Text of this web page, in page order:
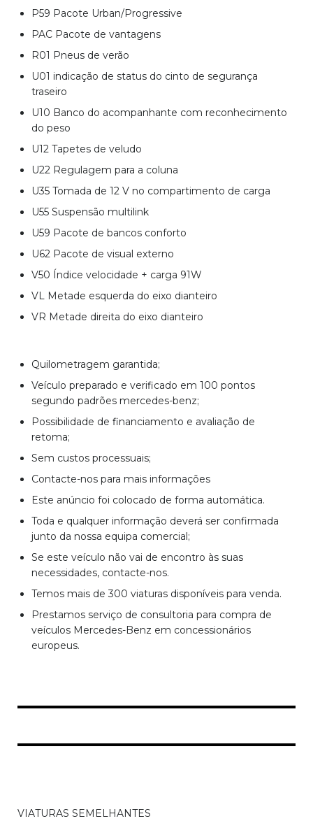
P59 Pacote Urban/Progressive
PAC Pacote de vantagens
R01 Pneus de verão
U01 indicação de status do cinto de segurança
traseiro
U10 Banco do acompanhante com reconhecimento
do peso
U12 Tapetes de veludo
U22 Regulagem para a coluna
U35 Tomada de 12 V no compartimento de carga
U55 Suspensão multilink
U59 Pacote de bancos conforto
U62 Pacote de visual externo
V50 Índice velocidade + carga 91W
VL Metade esquerda do eixo dianteiro
VR Metade direita do eixo dianteiro
Quilometragem garantida;
Veículo preparado e verificado em 100 pontos
segundo padrões mercedes-benz;
Possibilidade de financiamento e avaliação de
retoma;
Sem custos processuais;
Contacte-nos para mais informações
Este anúncio foi colocado de forma automática.
Toda e qualquer informação deverá ser confirmada
junto da nossa equipa comercial;
Se este veículo não vai de encontro às suas
necessidades, contacte-nos.
Temos mais de 300 viaturas disponíveis para venda.
Prestamos serviço de consultoria para compra de
veículos Mercedes-Benz em concessionários
europeus.
VIATURAS SEMELHANTES